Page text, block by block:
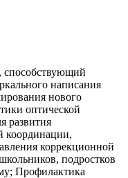
способствующий
написания
нового
оптической
развития
координации,
коррекционной
подростков
Профилактика